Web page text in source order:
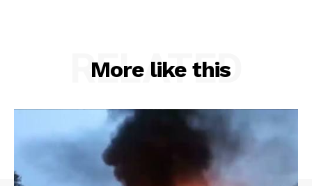
More like this
RELATED